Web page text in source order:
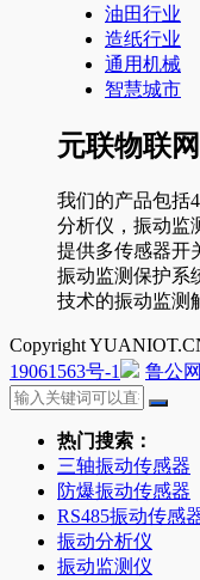
油田行业
造纸行业
通用机械
智慧城市
元联物联
我们的产品包括
分析仪，振动监
提供多传感器开
振动监测保护系
技术的振动监测
Copyright
19061563号-1
鲁公
热门搜索：
三轴振动传感器
防爆振动传感器
RS485振动传感
振动分析仪
振动监测仪